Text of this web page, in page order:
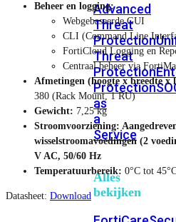
Advanced
Threat
Protection
Threat
Protection
Protection
as
a
Service
Alles
bekijken
Beheer en logging:
Webgebaseerde GUI
CLI (Command Line
FortiCloud Logging en
Centraal beheer via
Afmetingen (hoogte x breedte x
380 (Rack Mount, 1 RU)
Gewicht: 7,25 kg
Stroomvoorziening:
wisselstroomavoedingen (2
V AC, 50/60 Hz
Temperatuurbereik: 0°C tot
Datasheet: Download